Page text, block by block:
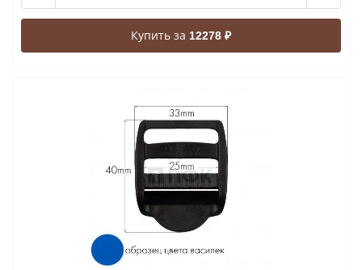
Купить за 12278 ₽